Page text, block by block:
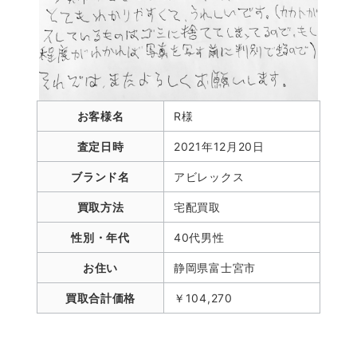
お客様名 R様
査定日時 2021年12月20日
ブランド名 アビレックス
買取方法 宅配買取
性別・年代 40代男性
お住い 静岡県富士宮市
買取合計価格 ￥104,270